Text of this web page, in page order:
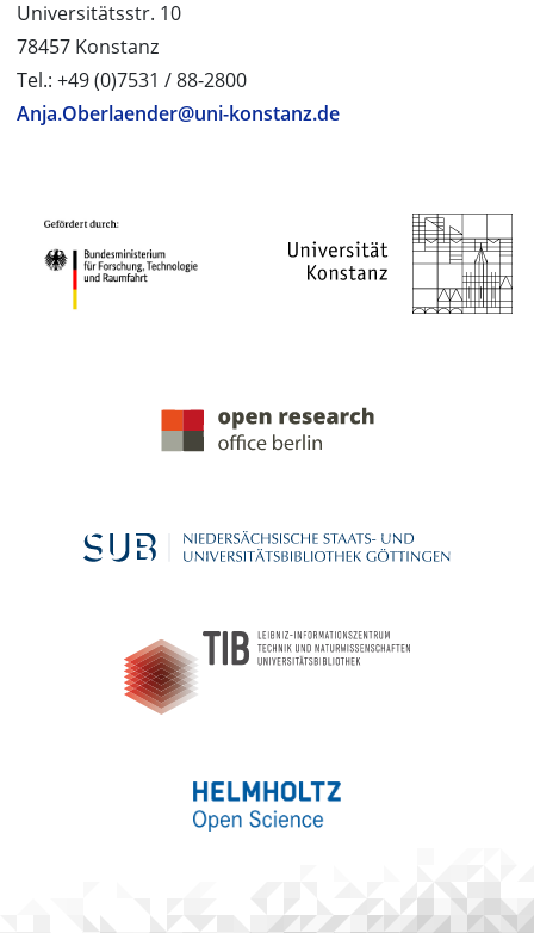
Universitätsstr. 10
78457 Konstanz
Tel.: +49 (0)7531 / 88-2800
Anja.Oberlaender@uni-konstanz.de